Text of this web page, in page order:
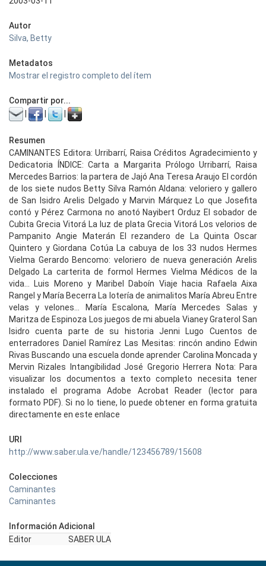
Autor
Silva, Betty
Metadatos
Mostrar el registro completo del ítem
Compartir por...
Resumen
CAMINANTES Editora: Urribarrí, Raisa Créditos Agradecimiento y
Dedicatoria ÍNDICE: Carta a Margarita Prólogo Urribarrí, Raisa
Mercedes Barrios: la partera de Jajó Ana Teresa Araujo El cordón
de los siete nudos Betty Silva Ramón Aldana: veloriero y gallero
de San Isidro Arelis Delgado y Marvin Márquez Lo que Josefita
contó y Pérez Carmona no anotó Nayibert Orduz El sobador de
Cubita Grecia Vitorá La luz de plata Grecia Vitorá Los velorios de
Pampanito Angie Materán El rezandero de La Quinta Oscar
Quintero y Giordana Cotúa La cabuya de los 33 nudos Hermes
Vielma Gerardo Bencomo: veloriero de nueva generación Arelis
Delgado La carterita de formol Hermes Vielma Médicos de la
vida... Luis Moreno y Maribel Daboín Viaje hacia Rafaela Aixa
Rangel y María Becerra La lotería de animalitos María Abreu Entre
velas y velones... María Escalona, María Mercedes Salas y
Maritza de Espinoza Los juegos de mi abuela Vianey Graterol San
Isidro cuenta parte de su historia Jenni Lugo Cuentos de
enterradores Daniel Ramírez Las Mesitas: rincón andino Edwin
Rivas Buscando una escuela donde aprender Carolina Moncada y
Mervin Rizales Intangibilidad José Gregorio Herrera Nota: Para
visualizar los documentos a texto completo necesita tener
instalado el programa Adobe Acrobat Reader (lector para
formato PDF). Si no lo tiene, lo puede obtener en forma gratuita
directamente en este enlace
URI
http://www.saber.ula.ve/handle/123456789/15608
Colecciones
Caminantes
Caminantes
Información Adicional
Editor
SABER ULA